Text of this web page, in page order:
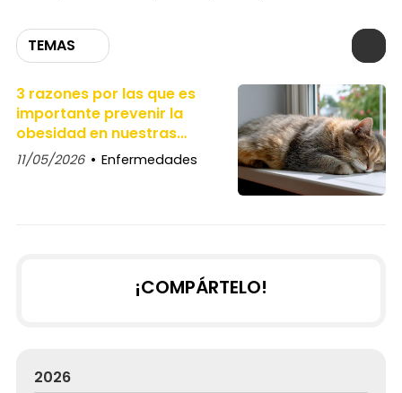
TEMAS
3 razones por las que es
importante prevenir la
obesidad en nuestras
mascotas
11/05/2026 Enfermedades
¡COMPÁRTELO!
2026